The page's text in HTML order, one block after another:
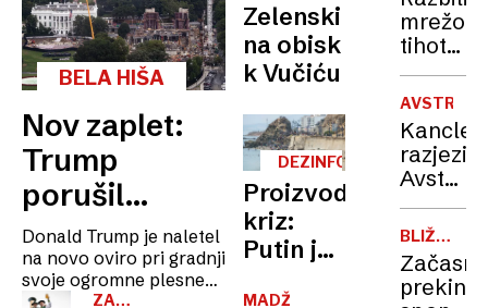
BELA HIŠA
Nov zaplet:
Trump
porušil
vzhodno
krilo, sodišče
pa ne dovoli
Donald Trump je naletel
na novo oviro pri gradnji
svoje ogromne plesne
dvorane na mestu
UKRAJINA
Zelenski
na obisk
k Vučiću
DEZINFORMACIJE
Proizvodnja
kriz:
Putin je
ZA
MADŽARSKA
mrežo
v
S
prevozi
ljudi
zaslužili
več
kot 24
evrov
AVSTRIJA
Kancler
razjezil
»Skrb
za
otroke
ni
delo«
BLIŽNJI
VZHOD
Začasna